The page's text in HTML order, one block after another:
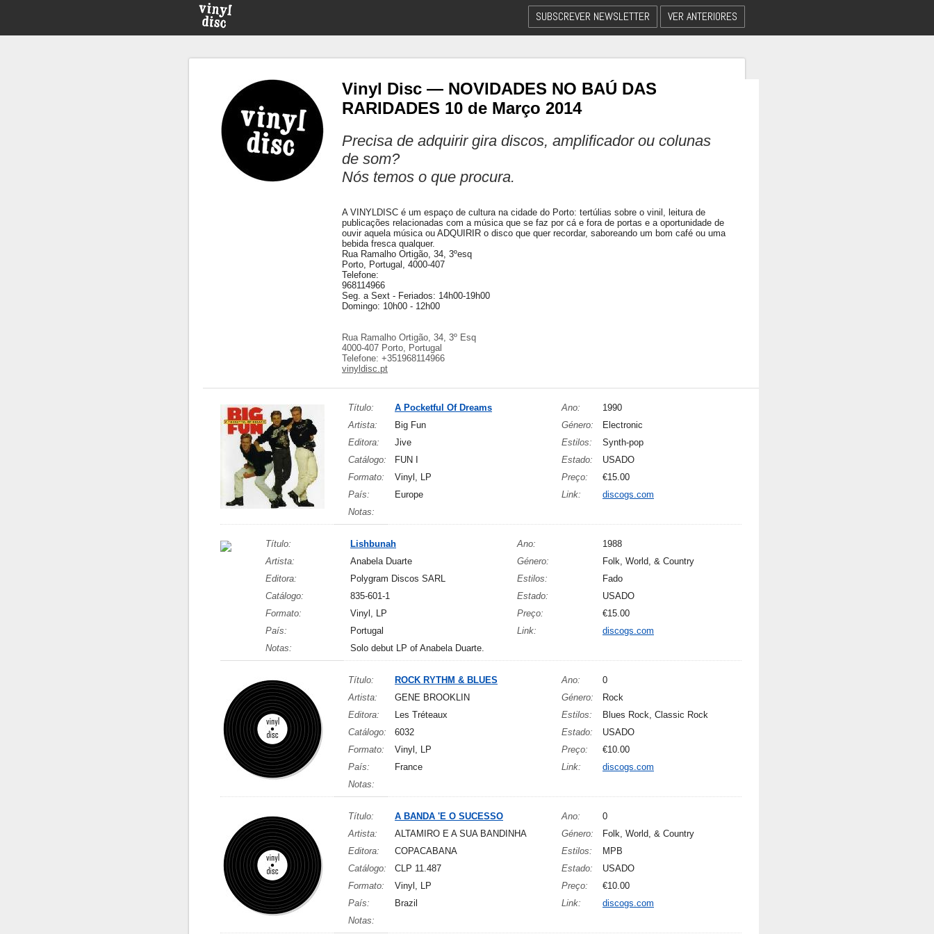
SUBSCREVER NEWSLETTER VER ANTERIORES
Vinyl Disc — NOVIDADES NO BAÚ DAS
RARIDADES 10 de Março 2014
Precisa de adquirir gira discos, amplificador ou colunas
de som?
Nós temos o que procura.
A VINYLDISC é um espaço de cultura na cidade do Porto: tertúlias sobre o vinil, leitura de
publicações relacionadas com a música que se faz por cá e fora de portas e a oportunidade de
ouvir aquela música ou ADQUIRIR o disco que quer recordar, saboreando um bom café ou uma
bebida fresca qualquer.
Rua Ramalho Ortigão, 34, 3ºesq
Porto, Portugal, 4000-407
Telefone:
968114966
Seg. a Sext - Feriados: 14h00-19h00
Domingo: 10h00 - 12h00
Rua Ramalho Ortigão, 34, 3º Esq
4000-407 Porto, Portugal
Telefone: +351968114966
vinyldisc.pt
Título: A Pocketful Of Dreams Ano:
1990
Artista:
Big Fun Género:
Electronic
Editora:
Jive Estilos:
Synth-pop
Catálogo:
FUN I Estado:
USADO
Formato:
Vinyl, LP Preço:
€15.00
País:
Europe Link:
discogs.com
Notas:
Título: Lishbunah Ano:
1988
Artista:
Anabela Duarte Género:
Folk, World, & Country
Editora:
Polygram Discos SARL Estilos:
Fado
Catálogo:
835-601-1 Estado:
USADO
Formato:
Vinyl, LP Preço:
€15.00
País:
Portugal Link:
discogs.com
Notas:
Solo debut LP of Anabela Duarte.
Título: ROCK RYTHM & BLUES Ano:
0
Artista:
GENE BROOKLIN Género:
Rock
Editora:
Les Tréteaux Estilos:
Blues Rock, Classic Rock
Catálogo:
6032 Estado:
USADO
Formato:
Vinyl, LP Preço:
€10.00
País:
France Link:
discogs.com
Notas:
Título: A BANDA 'E O SUCESSO Ano:
0
Artista:
ALTAMIRO E A SUA BANDINHA Género:
Folk, World, & Country
Editora:
COPACABANA Estilos:
MPB
Catálogo:
CLP 11.487 Estado:
USADO
Formato:
Vinyl, LP Preço:
€10.00
País:
Brazil Link:
discogs.com
Notas: